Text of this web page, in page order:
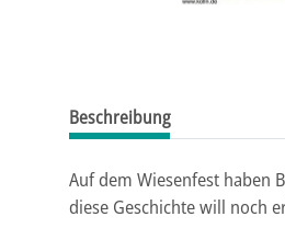
Beschreibung
Auf dem Wiesenfest haben
diese Geschichte will noch